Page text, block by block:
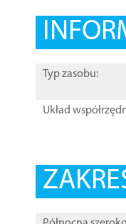
Typ zasobu:
Układ